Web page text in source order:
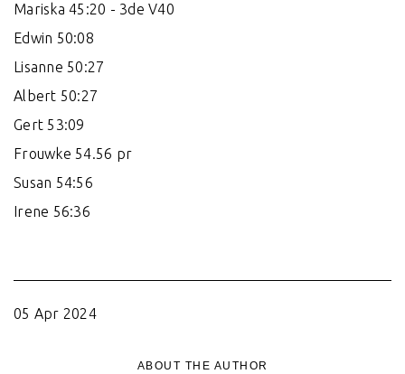
Mariska 45:20 - 3de V40
Edwin 50:08
Lisanne 50:27
Albert 50:27
Gert 53:09
Frouwke 54.56 pr
Susan 54:56
Irene 56:36
05 Apr 2024
ABOUT THE AUTHOR